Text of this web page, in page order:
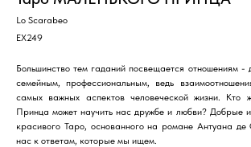
Lo Scarabeo
EX249
Большинство тем гаданий посвещается отношениям -
семейным, профессиональным, ведь
самых важных аспектов человеческой жизни. Кто
Принца может научить нас дружбе и любви? Добрые
красивого Таро, основанного на романе Антуана де
нас к ответам, которые мы ищем.